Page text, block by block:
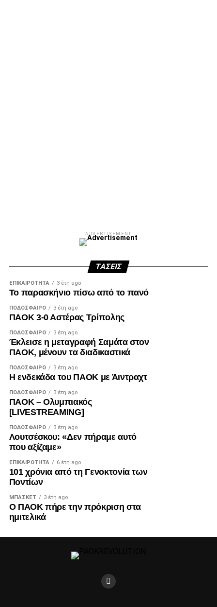
ADVERTISEMENT
ΤΆΣΕΙΣ
ΕΠΙΚΑΙΡΌΤΗΤΑ 3 έτη ago
Το παρασκήνιο πίσω από το πανό
ΠΟΔΌΣΦΑΙΡΟ 3 έτη ago
ΠΑΟΚ 3-0 Αστέρας Τρίπολης
ΠΟΔΌΣΦΑΙΡΟ 3 έτη ago
Έκλεισε η μεταγραφή Σαμάτα στον
ΠΑΟΚ, μένουν τα διαδικαστικά
ΠΟΔΌΣΦΑΙΡΟ 3 έτη ago
Η ενδεκάδα του ΠΑΟΚ με Άιντραχτ
ΠΟΔΌΣΦΑΙΡΟ 3 έτη ago
ΠΑΟΚ – Ολυμπιακός
[LIVESTREAMING]
ΠΟΔΌΣΦΑΙΡΟ 3 έτη ago
Λουτσέσκου: «Δεν πήραμε αυτό
που αξίζαμε»
ΕΠΙΚΑΙΡΌΤΗΤΑ 6 έτη ago
101 χρόνια από τη Γενοκτονία των
Ποντίων
ΜΠΆΣΚΕΤ 3 έτη ago
Ο ΠΑΟΚ πήρε την πρόκριση στα
ημιτελικά